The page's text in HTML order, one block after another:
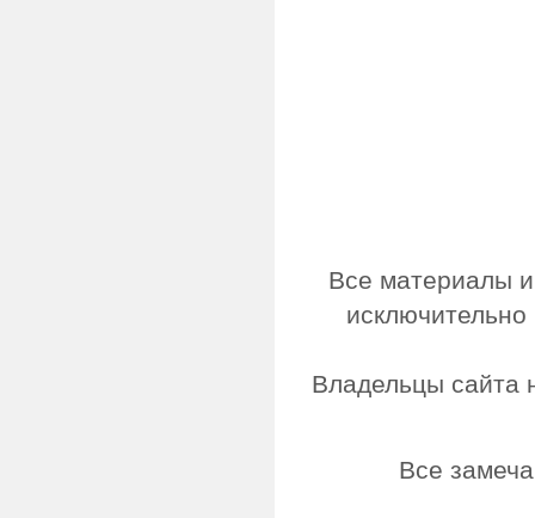
Все материалы
Владельцы сайта
Все